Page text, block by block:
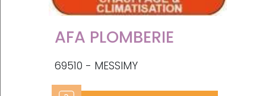
AFA PLOMBERIE
69510 - MESSIMY